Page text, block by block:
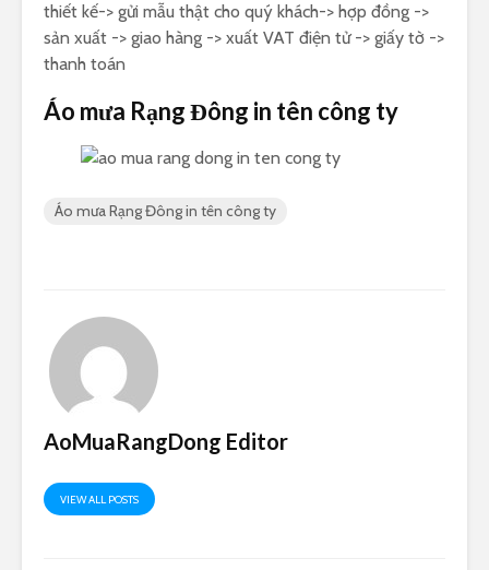
thiết kế-> gửi mẫu thật cho quý khách-> hợp đồng ->
sản xuất -> giao hàng -> xuất VAT điện tử -> giấy tờ ->
thanh toán
Áo mưa Rạng Đông in tên công ty
Áo mưa Rạng Đông in tên công ty
AoMuaRangDong Editor
VIEW ALL POSTS